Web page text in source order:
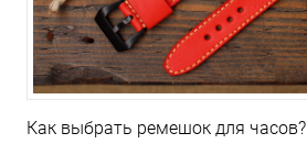
Как выбрать ремешок для часов?